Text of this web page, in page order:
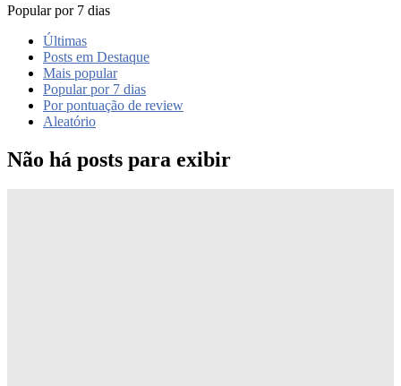
Popular por 7 dias
Últimas
Posts em Destaque
Mais popular
Popular por 7 dias
Por pontuação de review
Aleatório
Não há posts para exibir